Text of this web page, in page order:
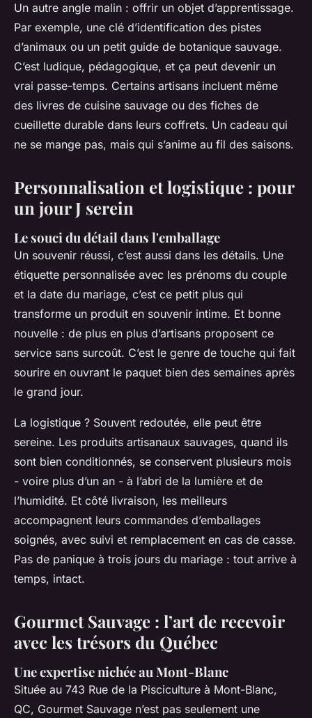
Un autre angle malin : offrir un objet d’apprentissage.
Par exemple, une clé d’identification des pistes
d’animaux ou un petit guide de botanique sauvage.
C’est ludique, pédagogique, et ça peut devenir un
vrai passe-temps. Certains artisans incluent même
des livres de cuisine sauvage ou des fiches de
cueillette durable dans leurs coffrets. Un cadeau qui
ne se mange pas, mais qui s’anime au fil des saisons.
Personnalisation et logistique : pour
un jour J serein
Le souci du détail dans l'emballage
Un souvenir réussi, c’est aussi dans les détails. Une
étiquette personnalisée avec les prénoms du couple
et la date du mariage, c’est ce petit plus qui
transforme un produit en souvenir intime. Et bonne
nouvelle : de plus en plus d’artisans proposent ce
service sans surcoût. C’est le genre de touche qui fait
sourire en ouvrant le paquet bien des semaines après
le grand jour.
La logistique ? Souvent redoutée, elle peut être
sereine. Les produits artisanaux sauvages, quand ils
sont bien conditionnés, se conservent plusieurs mois
- voire plus d’un an - à l’abri de la lumière et de
l’humidité. Et côté livraison, les meilleurs
accompagnent leurs commandes d’emballages
soignés, avec suivi et remplacement en cas de casse.
Pas de panique à trois jours du mariage : tout arrive à
temps, intact.
Gourmet Sauvage : l’art de recevoir
avec les trésors du Québec
Une expertise nichée au Mont-Blanc
Située au 743 Rue de la Pisciculture à Mont-Blanc,
QC, Gourmet Sauvage n’est pas seulement une